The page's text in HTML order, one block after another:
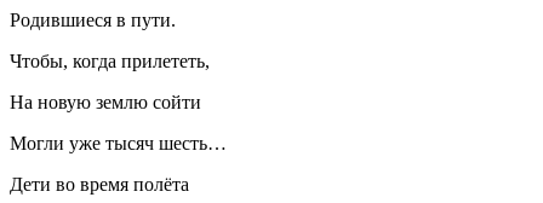
Родившиеся в пути.
Чтобы, когда прилететь,
На новую землю сойти
Могли уже тысяч шесть…
Дети во время полёта